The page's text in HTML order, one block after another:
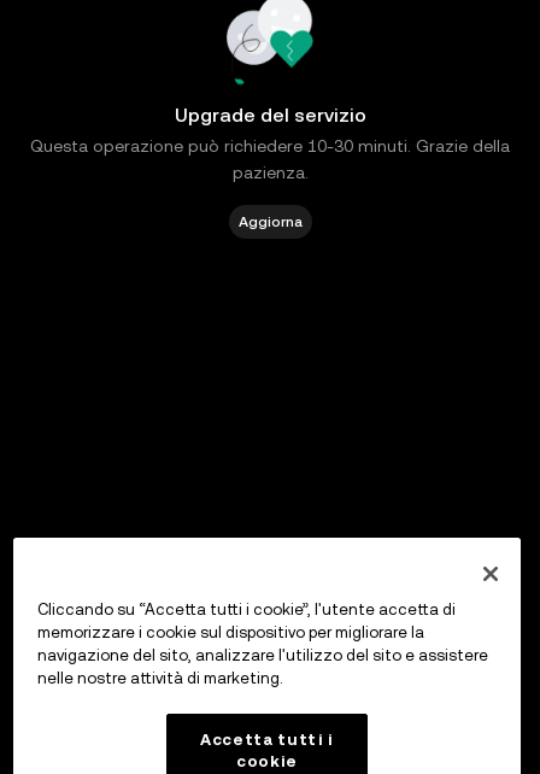
Upgrade del servizio
Questa operazione può richiedere 10-30 minuti. Grazie della
pazienza.
Aggiorna
Cliccando su “Accetta tutti i cookie”, l'utente accetta di
memorizzare i cookie sul dispositivo per migliorare la
navigazione del sito, analizzare l'utilizzo del sito e assistere
nelle nostre attività di marketing.
Accetta tutti i
cookie